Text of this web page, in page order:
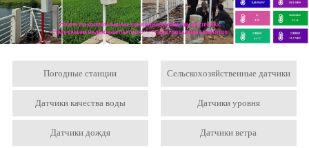
Погодные станции Сельскохозяйственные датчики
Датчики качества воды Датчики уровня
Датчики дождя Датчики ветра